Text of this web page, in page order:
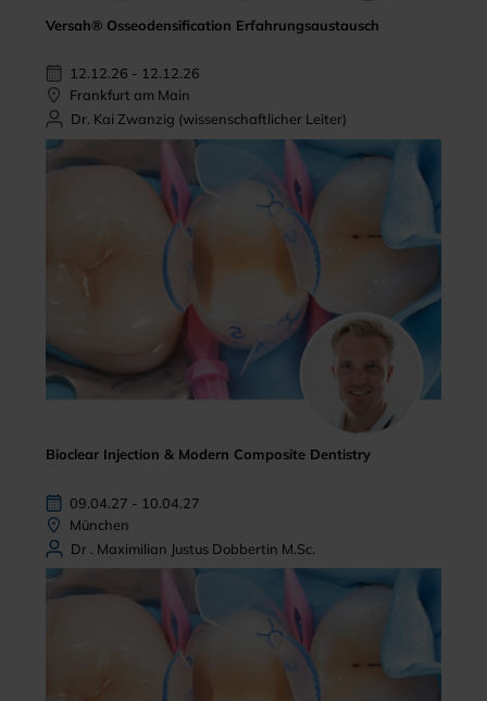
Versah® Osseodensification Erfahrungsaustausch
12.12.26 - 12.12.26
Frankfurt am Main
Dr. Kai Zwanzig (wissenschaftlicher Leiter)
Bioclear Injection & Modern Composite Dentistry
09.04.27 - 10.04.27
München
Dr . Maximilian Justus Dobbertin M.Sc.